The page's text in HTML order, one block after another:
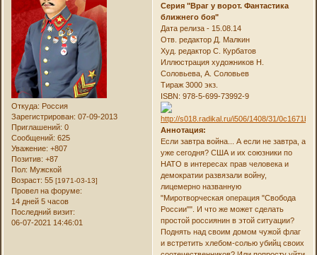
Откуда: Россия
Зарегистрирован: 07-09-2013
Приглашений: 0
Сообщений: 625
Уважение: +807
Позитив: +87
Пол: Мужской
Возраст: 55[1971-03-13]
Провел на форуме:
14 дней 5 часов
Последний визит:
06-07-2021 14:46:01
Серия "Враг у ворот. Фантастика
ближнего боя"
Дата релиза - 15.08.14
Отв. редактор Д. Малкин
Худ. редактор С. Курбатов
Иллюстрация художников Н.
Соловьева, А. Соловьев
Тираж 3000 экз.
ISBN: 978-5-699-73992-9
Аннотация:
Если завтра война... А если не завтра, а
уже сегодня? США и их союзники по
НАТО в интересах прав человека и
демократии развязали войну,
лицемерно названную
"Миротворческая операция "Свобода
России"". И что же может сделать
простой россиянин в этой ситуации?
Поднять над своим домом чужой флаг
и встретить хлебом-солью убийц своих